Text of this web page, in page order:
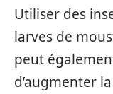
Utiliser des
larves de
peut
d’augmenter